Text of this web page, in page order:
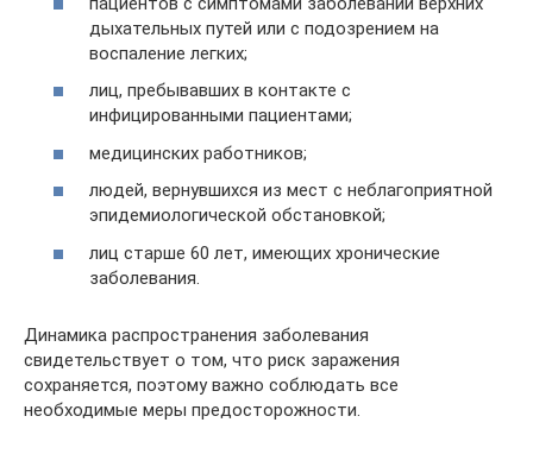
дыхательных путей или с подозрением на
воспаление легких;
лиц, пребывавших в контакте с
инфицированными пациентами;
медицинских работников;
людей, вернувшихся из мест с неблагоприятной
эпидемиологической обстановкой;
лиц старше 60 лет, имеющих хронические
заболевания.
Динамика распространения заболевания
свидетельствует о том, что риск заражения
сохраняется, поэтому важно соблюдать все
необходимые меры предосторожности.